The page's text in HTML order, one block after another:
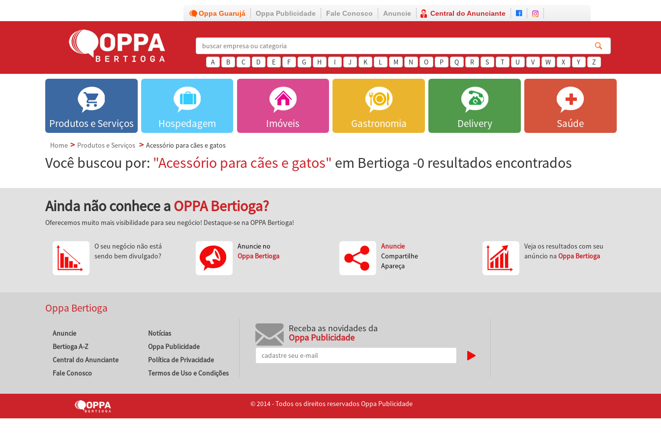
Oppa Guarujá Oppa Publicidade Fale Conosco Anuncie Central do Anunciante
A B C D E F G H I J K L M N O P Q R S T U V W X Y Z
Produtos e Serviços Hospedagem Imóveis Gastronomia Delivery Saúde
Home Produtos e Serviços Acessório para cães e gatos
Você buscou por: "Acessório para cães e gatos" em Bertioga -0 resultados encontrados
Ainda não conhece aOPPA Bertioga?
Oferecemos muito mais visibilidade para seu negócio! Destaque-se na OPPA Bertioga!
O seu negócio não está
sendo bem divulgado?
Anuncie no
Oppa Bertioga
Anuncie
Compartilhe
Apareça
Veja os resultados com seu
anúncio na Oppa Bertioga
Oppa Bertioga
Anuncie
Bertioga A-Z
Central do Anunciante
Fale Conosco
Notícias
Oppa Publicidade
Política de Privacidade
Termos de Uso e Condições
Receba as novidades da
Oppa Publicidade
© 2014 - Todos os direitos reservados Oppa Publicidade